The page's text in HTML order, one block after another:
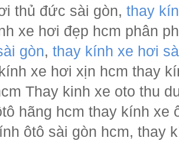
thủ đức sài gòn, thay
xe hơi đẹp hcm phân
gòn, thay kính xe hơi
kính xe hơi xịn hcm thay
Thay kinh xe oto thu
hãng hcm thay kính xe
ôtô sài gòn hcm, thay